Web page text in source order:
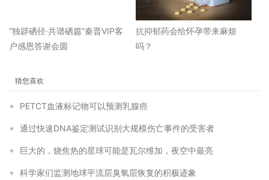
“独辟硒径·共谱硒篇”秦晋VIP客
户感恩答谢会圆
抗抑郁药会给怀孕带来麻烦
吗？
猜您喜欢
PETCT血液标记物可以预测乳腺癌
通过快速DNA鉴定测试识别大规模伤亡事件的受害者
巨大的，烧焦热的星球可能是瓦尔维加，夜空中最亮
科学家们监测地球平流层臭氧层恢复的积极迹象